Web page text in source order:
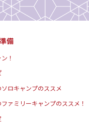
備
！
ロキャンプのススメ
ァミリーキャンプのススメ！